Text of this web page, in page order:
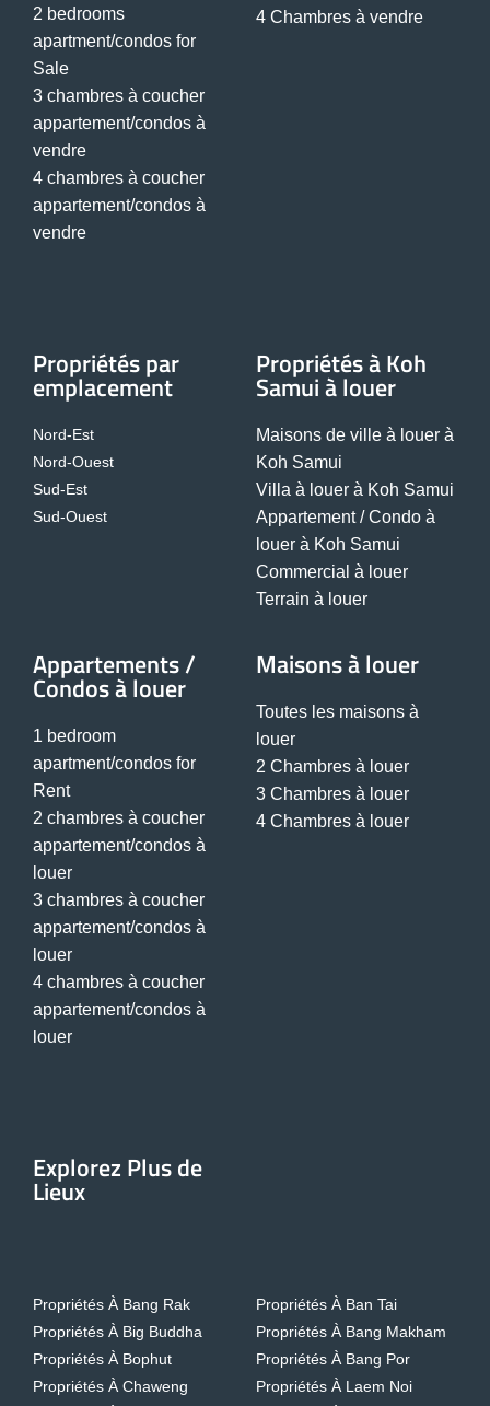
2 bedrooms
apartment/condos for
Sale
3 chambres à coucher
appartement/condos à
vendre
4 chambres à coucher
appartement/condos à
vendre
4 Chambres à vendre
Propriétés par
emplacement
Nord-Est
Nord-Ouest
Sud-Est
Sud-Ouest
Propriétés à Koh
Samui à louer
Maisons de ville à louer à
Koh Samui
Villa à louer à Koh Samui
Appartement / Condo à
louer à Koh Samui
Commercial à louer
Terrain à louer
Appartements /
Condos à louer
1 bedroom
apartment/condos for
Rent
2 chambres à coucher
appartement/condos à
louer
3 chambres à coucher
appartement/condos à
louer
4 chambres à coucher
appartement/condos à
louer
Maisons à louer
Toutes les maisons à
louer
2 Chambres à louer
3 Chambres à louer
4 Chambres à louer
Explorez Plus de
Lieux
Propriétés À Bang Rak
Propriétés À Big Buddha
Propriétés À Bophut
Propriétés À Chaweng
Propriétés À Ban Tai
Propriétés À Bang Makham
Propriétés À Bang Por
Propriétés À Laem Noi